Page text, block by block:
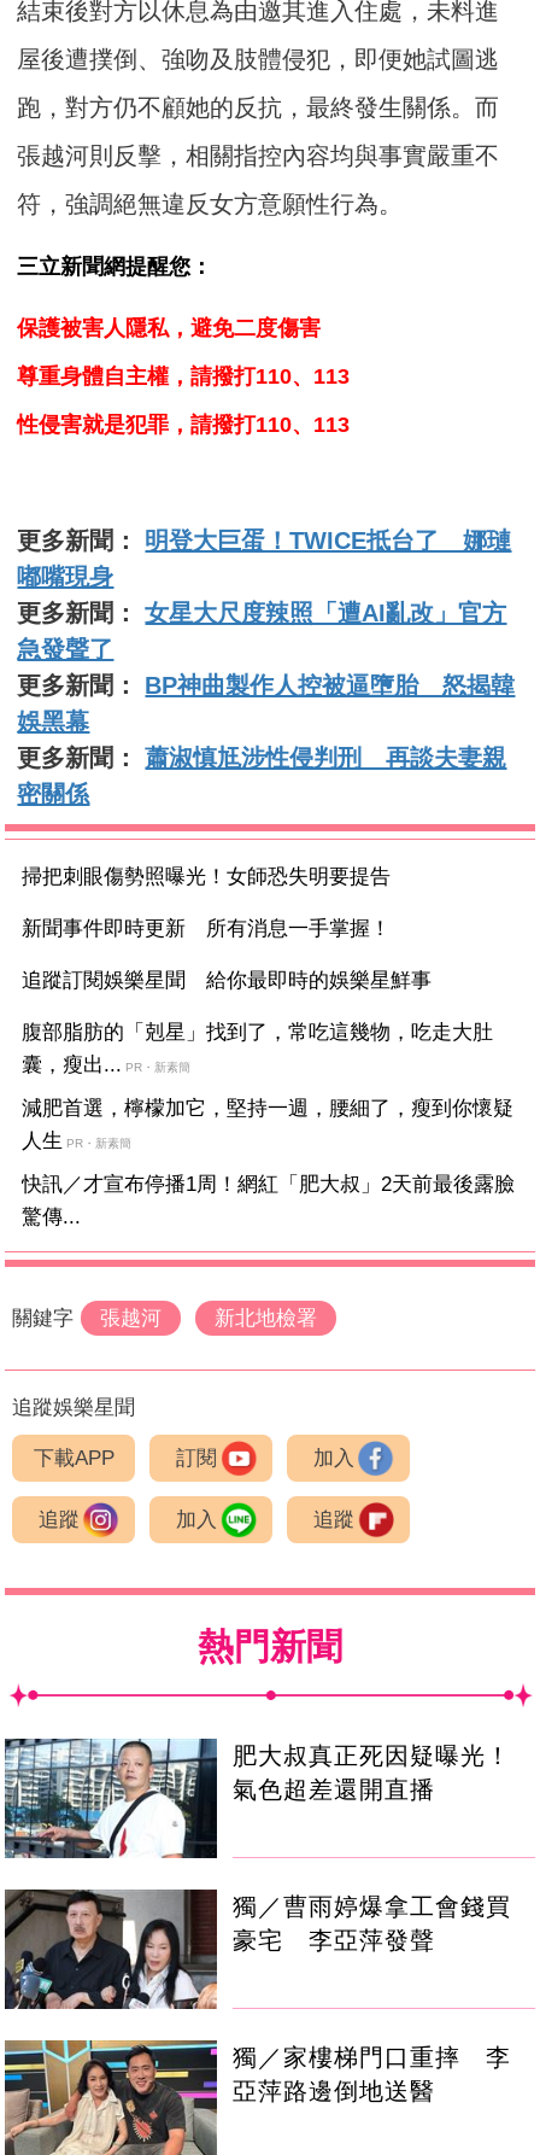
結束後對方以休息為由邀其進入住處，未料進
屋後遭撲倒、強吻及肢體侵犯，即便她試圖逃
跑，對方仍不顧她的反抗，最終發生關係。而
張越河則反擊，相關指控內容均與事實嚴重不
符，強調絕無違反女方意願性行為。
三立新聞網提醒您：
保護被害人隱私，避免二度傷害
尊重身體自主權，請撥打110、113
性侵害就是犯罪，請撥打110、113
更多新聞： 明登大巨蛋！TWICE抵台了 娜璉
嘟嘴現身
更多新聞：女星大尺度辣照「遭AI亂改」官方
急發聲了
更多新聞： BP神曲製作人控被逼墮胎 怒揭韓
娛黑幕
更多新聞：蕭淑慎尪涉性侵判刑 再談夫妻親
密關係
掃把刺眼傷勢照曝光！女師恐失明要提告
新聞事件即時更新 所有消息一手掌握！
追蹤訂閱娛樂星聞 給你最即時的娛樂星鮮事
腹部脂肪的「剋星」找到了，常吃這幾物，吃走大肚
囊，瘦出... PR・新素簡
減肥首選，檸檬加它，堅持一週，腰細了，瘦到你懷疑
人生 PR・新素簡
快訊／才宣布停播1周！網紅「肥大叔」2天前最後露臉
驚傳...
關鍵字 張越河 新北地檢署
追蹤娛樂星聞
下載APP 訂閱 加入
追蹤 加入 追蹤
熱門新聞
肥大叔真正死因疑曝光！
氣色超差還開直播
獨／曹雨婷爆拿工會錢買
豪宅 李亞萍發聲
獨／家樓梯門口重摔 李
亞萍路邊倒地送醫